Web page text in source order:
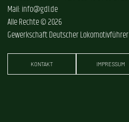
Mail: info@gdl.de
Alle Rechte © 2026
Gewerkschaft Deutscher Lokomotivführer
KONTAKT IMPRESSUM